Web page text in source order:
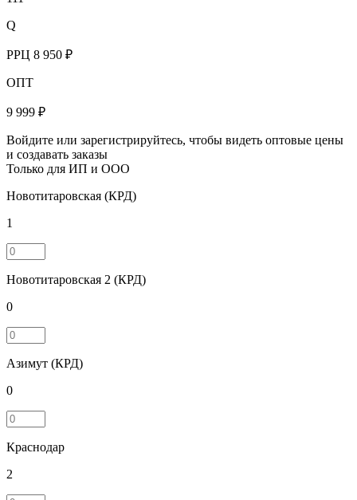
Q
РРЦ 8 950 ₽
ОПТ
9 999 ₽
Войдите или зарегистрируйтесь, чтобы видеть оптовые цены
и создавать заказы
Только для ИП и ООО
Новотитаровская (КРД)
1
Новотитаровская 2 (КРД)
0
Азимут (КРД)
0
Краснодар
2